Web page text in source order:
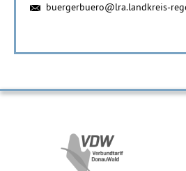
buergerbuero@lra.landkreis-